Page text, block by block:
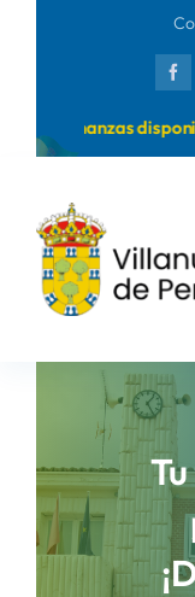
ordenanzas
Ayuntamiento
Municipio